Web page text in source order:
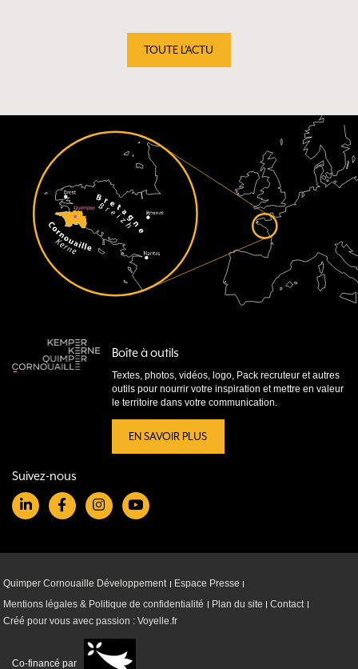
TOUTE L'ACTU
Boîte à outils
Textes, photos, vidéos, logo, Pack recruteur et autres
outils pour nourrir votre inspiration et mettre en valeur
le territoire dans votre communication.
EN SAVOIR PLUS
Suivez-nous
Quimper Cornouaille Développement
Espace Presse
Mentions légales & Politique de confidentialité
Plan du site
Contact
Créé pour vous avec passion : Voyelle.fr
Co-financé par